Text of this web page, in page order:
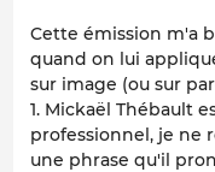
Cette émission m'a
quand on lui
sur image (ou sur
1. Mickaël Thébault
professionnel, je ne
une phrase qu'il